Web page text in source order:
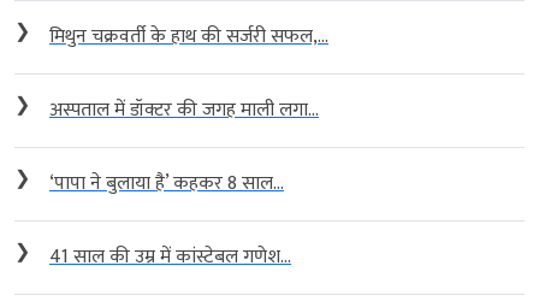
❯ मिथुन चक्रवर्ती के हाथ की सर्जरी सफल,...
❯ अस्पताल में डॉक्टर की जगह माली लगा...
❯ ‘पापा ने बुलाया है’ कहकर 8 साल...
❯ 41 साल की उम्र में कांस्टेबल गणेश...